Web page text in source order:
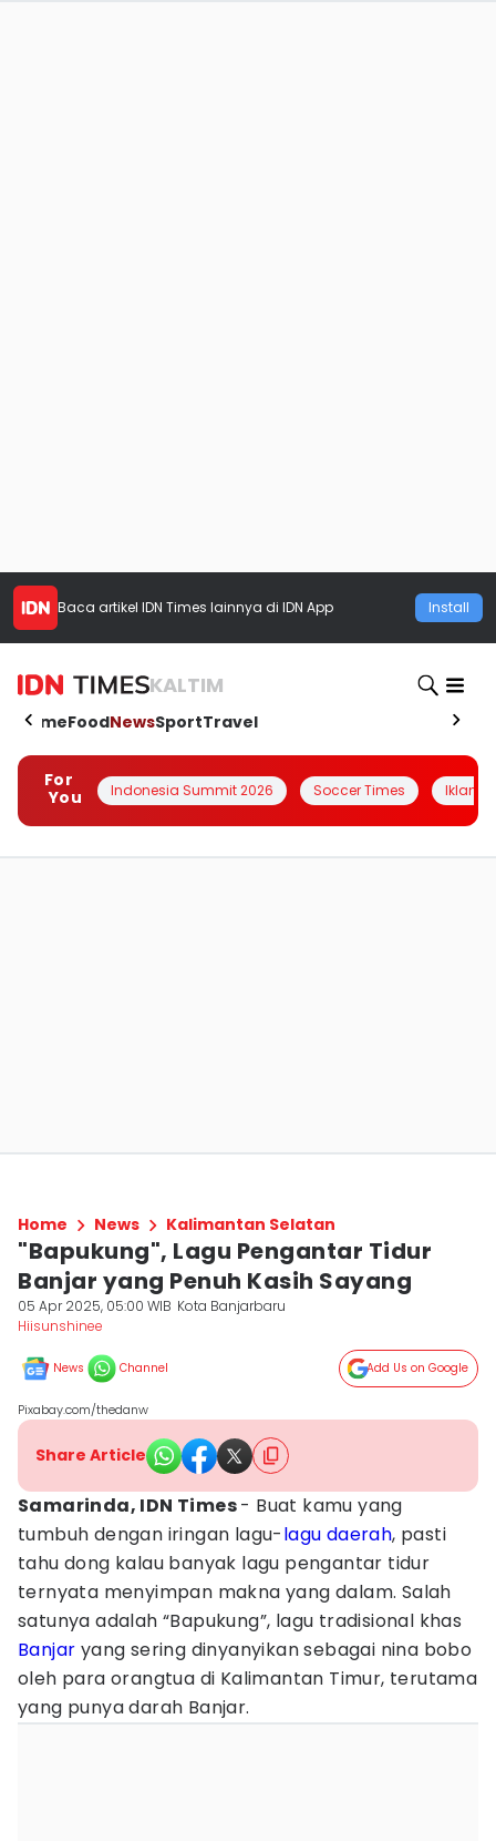
Baca artikel IDN Times lainnya di IDN App Install
KALTIM
HomeFoodNewsSportTravel
For
You
Indonesia Summit 2026 Soccer Times Iklanin
Home News Kalimantan Selatan
"Bapukung", Lagu Pengantar Tidur
Banjar yang Penuh Kasih Sayang
05 Apr 2025, 05:00 WIB Kota Banjarbaru
Hiisunshinee
News Channel Add Us on Google
Pixabay.com/thedanw
Share Article
Samarinda, IDN Times- Buat kamu yang
tumbuh dengan iringan lagu-lagu daerah, pasti
tahu dong kalau banyak lagu pengantar tidur
ternyata menyimpan makna yang dalam. Salah
satunya adalah “Bapukung”, lagu tradisional khas
Banjar yang sering dinyanyikan sebagai nina bobo
oleh para orangtua di Kalimantan Timur, terutama
yang punya darah Banjar.